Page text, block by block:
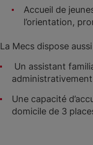
Accueil de
l’orientation,
La Mecs dispose
Un assistant
Une capacité
domicile de 3